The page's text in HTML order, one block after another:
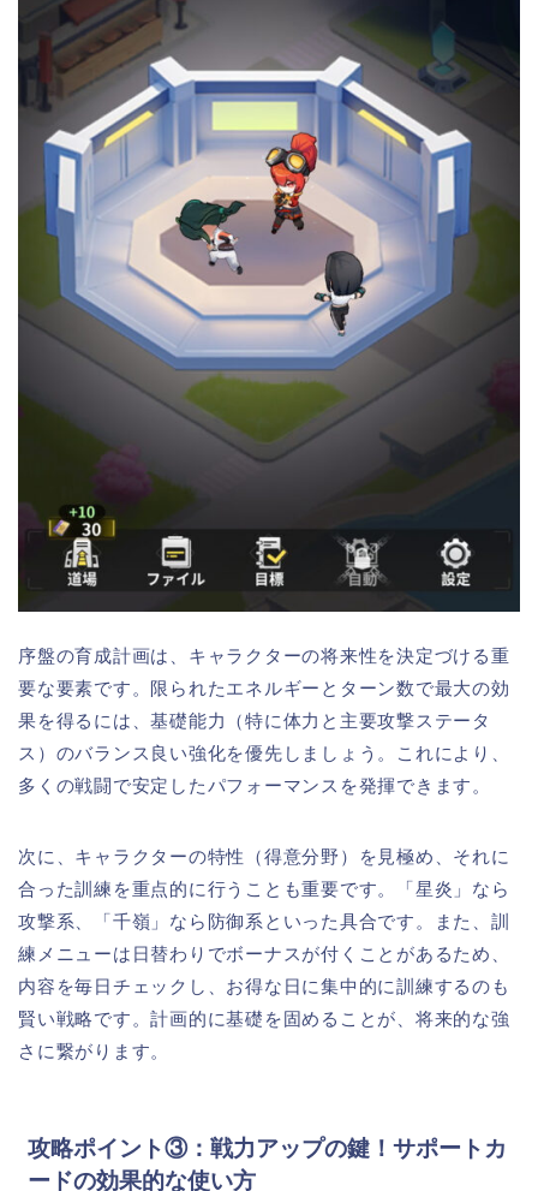
序盤の育成計画は、キャラクターの将来性を決定づける重
要な要素です。限られたエネルギーとターン数で最大の効
果を得るには、基礎能力（特に体力と主要攻撃ステータ
ス）のバランス良い強化を優先しましょう。これにより、
多くの戦闘で安定したパフォーマンスを発揮できます。
次に、キャラクターの特性（得意分野）を見極め、それに
合った訓練を重点的に行うことも重要です。「星炎」なら
攻撃系、「千嶺」なら防御系といった具合です。また、訓
練メニューは日替わりでボーナスが付くことがあるため、
内容を毎日チェックし、お得な日に集中的に訓練するのも
賢い戦略です。計画的に基礎を固めることが、将来的な強
さに繋がります。
攻略ポイント③：戦力アップの鍵！サポートカ
ードの効果的な使い方